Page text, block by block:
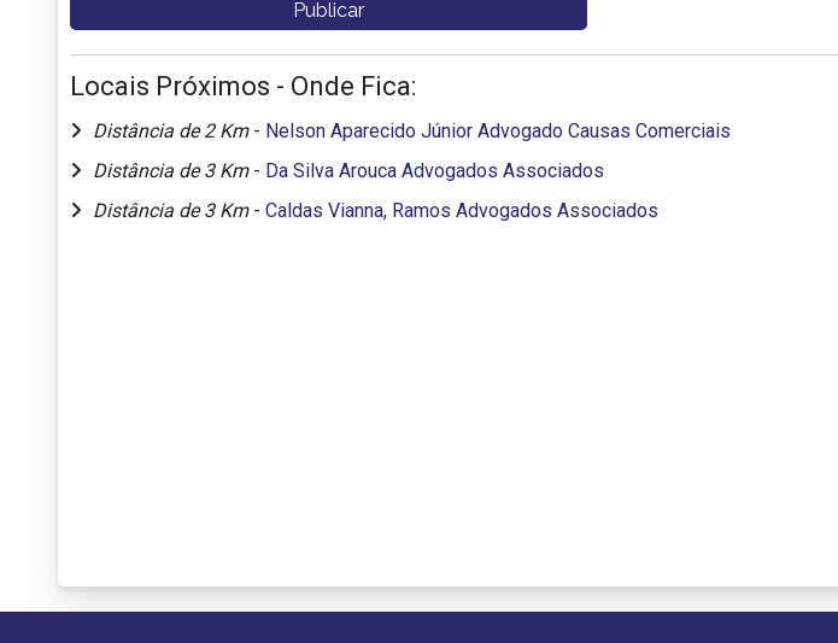
Locais Próximos - Onde Fica:
Distância de 2 Km - Nelson Aparecido Júnior Advogado Causas Comerciais
Distância de 3 Km - Da Silva Arouca Advogados Associados
Distância de 3 Km - Caldas Vianna, Ramos Advogados Associados